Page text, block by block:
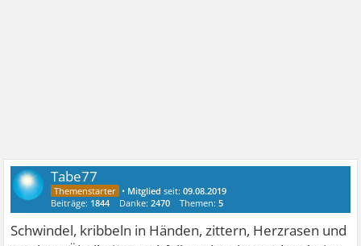
Tabe77
• Mitglied seit:09.08.2019
Beiträge: 1844 Danke:2470 Themen:5
Schwindel, kribbeln in Händen, zittern, Herzrasen und